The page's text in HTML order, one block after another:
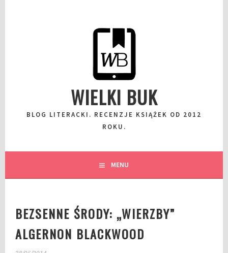
WIELKI BUK
BLOG LITERACKI. RECENZJE KSIĄŻEK OD 2012
ROKU.
MENU
BEZSENNE ŚRODY: „WIERZBY”
ALGERNON BLACKWOOD